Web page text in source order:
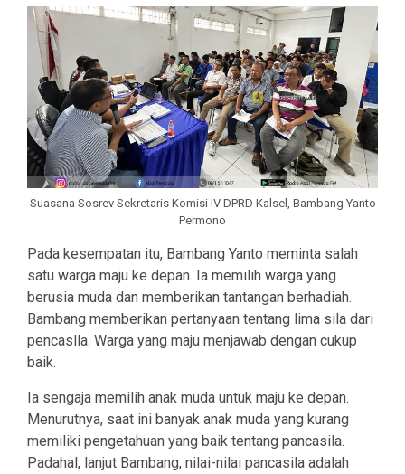
Suasana Sosrev Sekretaris Komisi IV DPRD Kalsel, Bambang Yanto
Permono
Pada kesempatan itu, Bambang Yanto meminta salah
satu warga maju ke depan. Ia memilih warga yang
berusia muda dan memberikan tantangan berhadiah.
Bambang memberikan pertanyaan tentang lima sila dari
pencaslla. Warga yang maju menjawab dengan cukup
baik.
Ia sengaja memilih anak muda untuk maju ke depan.
Menurutnya, saat ini banyak anak muda yang kurang
memiliki pengetahuan yang baik tentang pancasila.
Padahal, lanjut Bambang, nilai-nilai pancasila adalah